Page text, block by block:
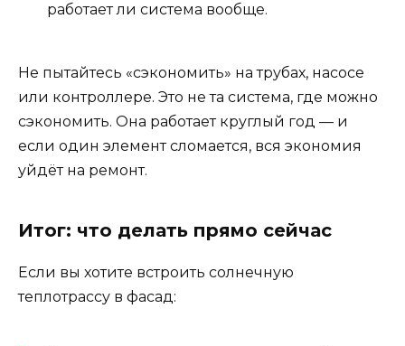
работает ли система вообще.
Не пытайтесь «сэкономить» на трубах, насосе
или контроллере. Это не та система, где можно
сэкономить. Она работает круглый год — и
если один элемент сломается, вся экономия
уйдёт на ремонт.
Итог: что делать прямо сейчас
Если вы хотите встроить солнечную
теплотрассу в фасад: